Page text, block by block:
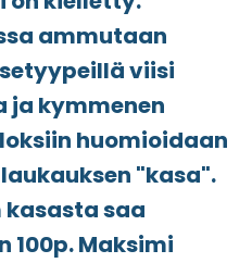
ammutaan
viisi
ja kymmenen
huomioidaan
"kasa".
kasasta saa
100p. Maksimi